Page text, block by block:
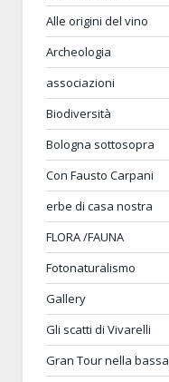
Alle origini del vino
Archeologia
associazioni
Biodiversità
Bologna sottosopra
Con Fausto Carpani
erbe di casa nostra
FLORA /FAUNA
Fotonaturalismo
Gallery
Gli scatti di Vivarelli
Gran Tour nella bassa